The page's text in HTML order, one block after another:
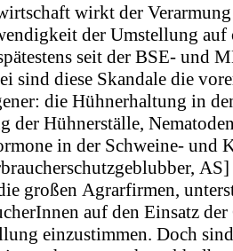
wirkt der
der Umstellung
seit der BSE- und
sind diese Skandale die
die Hühnerhaltung in
der Hühnerställe,
in der Schweine- und
großen Agrarfirmen,
auf den Einsatz
einzustimmen. Doch